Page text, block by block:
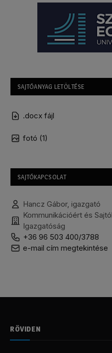
SAJTÓANYAG LETÖLTÉSE
.docx fájl
fotó (1)
SAJTÓKAPCSOLAT
Hancz Gábor, igazgató
Kommunikációért és
Igazgatóság
+36 96 503 400/3788
e-mail cím megtekintése
RÖVIDEN